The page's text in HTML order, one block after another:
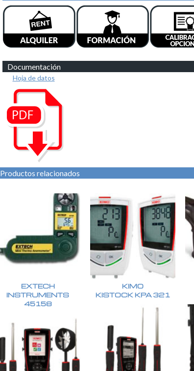
Documentación
Hoja de datos
Productos relacionados
EXTECH
INSTRUMENTS
45158
KIMO
KISTOCK KPA 321